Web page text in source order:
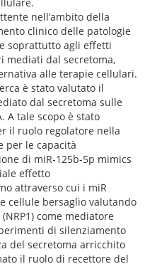
nell’ambito della
clinico delle patologie
soprattutto agli effetti
mediati dal secretoma,
alle terapie cellulari.
è stato valutato il
dal secretoma sulle
A tale scopo è stato
il ruolo regolatore nella
per le capacità
di miR-125b-5p mimics
effetto
attraverso cui i miR
cellule bersaglio valutando
come mediatore
di silenziamento
del secretoma arricchito
il ruolo di recettore del